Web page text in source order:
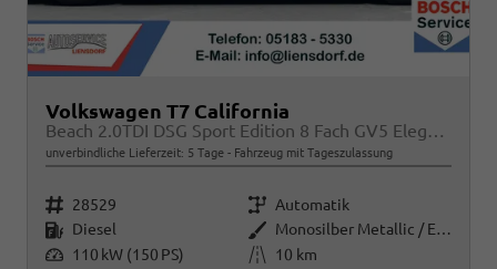
Volkswagen T7 California
Beach 2.0TDI DSG Sport Edition 8 Fach GV5 Elegance+
unverbindliche Lieferzeit: 5 Tage Fahrzeug mit Tageszulassung
Fahrzeugnr. 28529 Getriebe Automatik
Kraftstoff Diesel Außenfarbe
Monosilber Metallic / Energeticorange Metallic
Leistung 110 kW (150 PS) Kilometerstand
10 km